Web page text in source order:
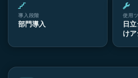
導入段階
部門導入
使用
日
け